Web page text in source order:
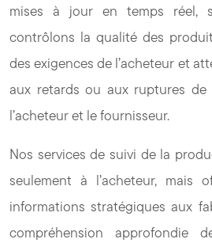
mises à jour en temps réel,
contrôlons la qualité des
des exigences de l’acheteur et
aux retards ou aux ruptures
l’acheteur et le fournisseur.
Nos services de suivi de la
seulement à l’acheteur, mais
informations stratégiques aux
compréhension approfondie